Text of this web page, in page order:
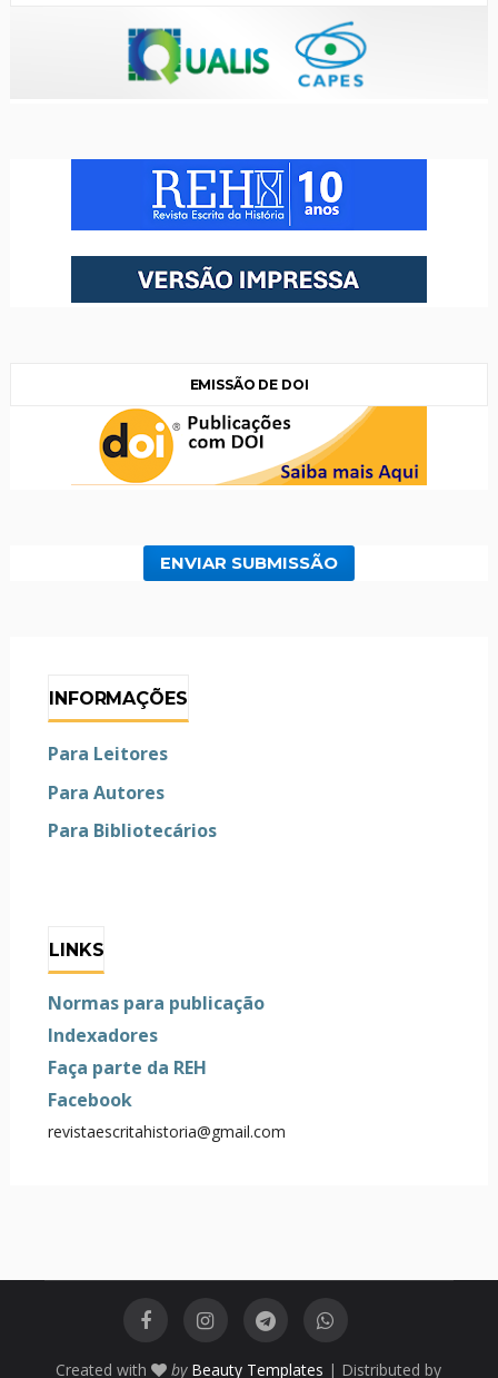
EMISSÃO DE DOI
ENVIAR SUBMISSÃO
INFORMAÇÕES
Para Leitores
Para Autores
Para Bibliotecários
LINKS
Normas para publicação
Indexadores
Faça parte da REH
Facebook
revistaescritahistoria@gmail.com
Created with by Beauty Templates | Distributed by